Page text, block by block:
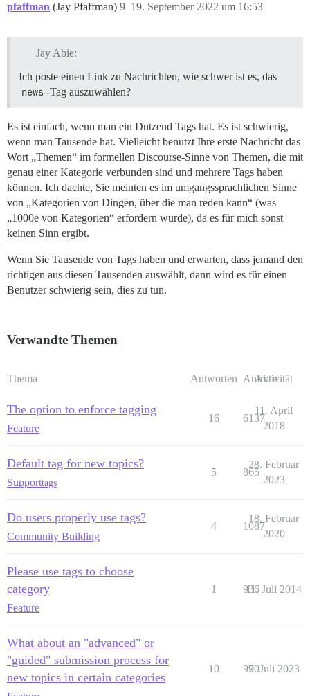
pfaffman (Jay Pfaffman) 19. September 2022 um 16:53
9
Jay Abie:
Ich poste einen Link zu Nachrichten, wie schwer ist es, das
news -Tag auszuwählen?
Es ist einfach, wenn man ein Dutzend Tags hat. Es ist schwierig,
wenn man Tausende hat. Vielleicht benutzt Ihre erste Nachricht das
Wort „Themen“ im formellen Discourse-Sinne von Themen, die mit
genau einer Kategorie verbunden sind und mehrere Tags haben
können. Ich dachte, Sie meinten es im umgangssprachlichen Sinne
von „Kategorien von Dingen, über die man reden kann“ (was
„1000e von Kategorien“ erfordern würde), da es für mich sonst
keinen Sinn ergibt.
Wenn Sie Tausende von Tags haben und erwarten, dass jemand den
richtigen aus diesen Tausenden auswählt, dann wird es für einen
Benutzer schwierig sein, dies zu tun.
Verwandte Themen
Thema Antworten Aufrufe
Aktivität
The option to enforce tagging
Feature
16 6137
11. April
2018
Default tag for new topics?
Supporttags
5 865
28. Februar
2023
Do users properly use tags?
Community Building
4 1087
18. Februar
2020
Please use tags to choose
category
Feature
1 936
11. Juli 2014
What about an "advanced" or
"guided" submission process for
new topics in certain categories
10 990
7. Juli 2023